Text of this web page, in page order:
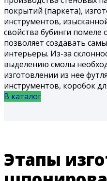
покрытий (паркета),
инструментов,
свойства бубинги помеле
позволяет создавать
интерьеры. Из-за
выделению смолы
изготовлении из нее
инструментов, коробок
В каталог
Этапы